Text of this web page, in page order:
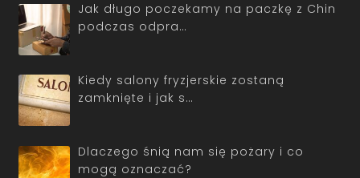
Jak długo poczekamy na paczkę z Chin
podczas odpra…
Kiedy salony fryzjerskie zostaną
zamknięte i jak s…
Dlaczego śnią nam się pożary i co
mogą oznaczać?